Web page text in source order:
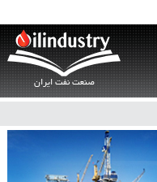
صنعت نفت ایران